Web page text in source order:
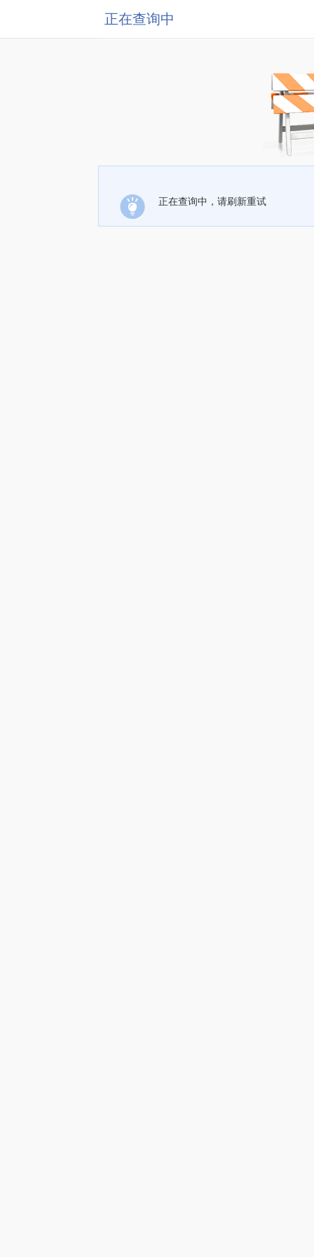
正在查询中
正在查询中，请刷新重试